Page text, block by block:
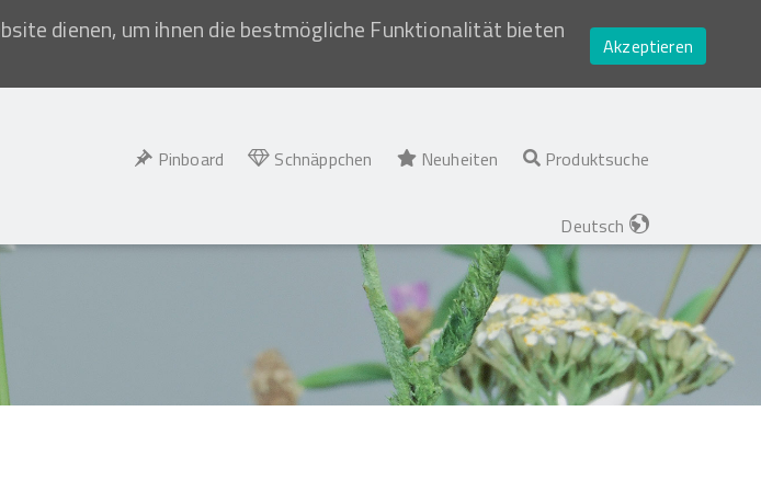
dienen, um ihnen die bestmögliche Funktionalität bieten
Akzeptieren
Pinboard Schnäppchen Neuheiten Produktsuche
Deutsch